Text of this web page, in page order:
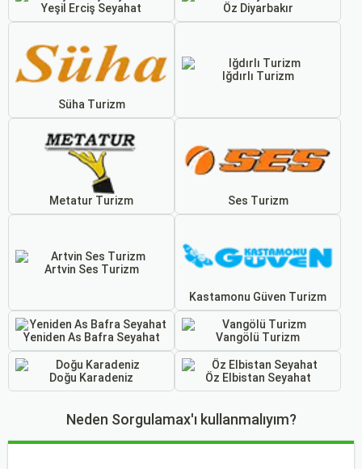
Yeşil Erciş Seyahat Öz Diyarbakır
Süha Turizm
Iğdırlı Turizm
Metatur Turizm Ses Turizm
Artvin Ses Turizm
Kastamonu Güven Turizm
Yeniden As Bafra Seyahat Vangölü Turizm
Doğu Karadeniz Öz Elbistan Seyahat
Neden Sorgulamax'ı kullanmalıyım?